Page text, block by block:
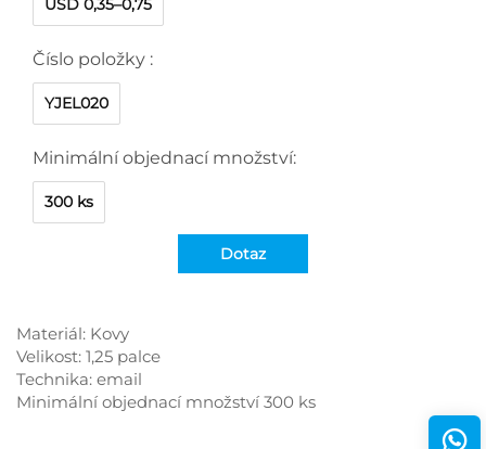
USD 0,35–0,75
Číslo položky :
YJEL020
Minimální objednací množství:
300 ks
Dotaz
Materiál: Kovy
Velikost: 1,25 palce
Technika: email
Minimální objednací množství 300 ks